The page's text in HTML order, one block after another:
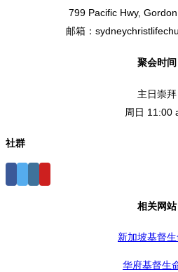
799 Pacific Hwy,
邮箱：
聚会时间
主日崇拜
周日 11:00
社群
相关网站
新加坡基督
华府基督生